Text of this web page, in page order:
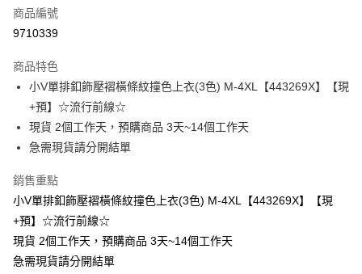
超商取貨付款
Apple Pay
街口支付
悠遊付
Google Pay
全支付
大哥付你分期
商品編號
9710339
商品特色
小V單排釦飾壓褶橫條紋撞色上衣(3色) M-4XL【443269X】【現
+預】☆流行前線☆
現貨 2個工作天，預購商品 3天~14個工作天
急需現貨請分開結單
銷售重點
小V單排釦飾壓褶橫條紋撞色上衣(3色) M-4XL【443269X】【現
+預】☆流行前線☆
現貨 2個工作天，預購商品 3天~14個工作天
急需現貨請分開結單